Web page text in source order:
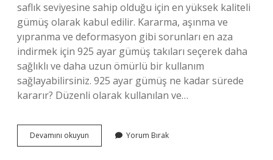
saflık seviyesine sahip olduğu için en yüksek kaliteli
gümüş olarak kabul edilir. Kararma, aşınma ve
yıpranma ve deformasyon gibi sorunları en aza
indirmek için 925 ayar gümüş takıları seçerek daha
sağlıklı ve daha uzun ömürlü bir kullanım
sağlayabilirsiniz. 925 ayar gümüş ne kadar sürede
kararır? Düzenli olarak kullanılan ve…
Devamını okuyun
Ayar
Yorum Bırak